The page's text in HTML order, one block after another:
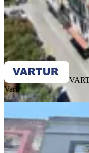
VARTUR EMLAK
Ara
Varlı
UYGUN
İzmir,